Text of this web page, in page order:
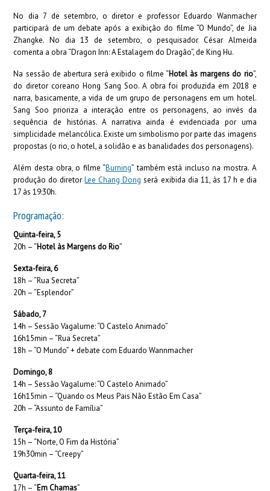
No dia 7 de setembro, o diretor e professor Eduardo Wanmacher
participará de um debate após a exibição do filme “O Mundo”, de Jia
Zhangke. No dia 13 de setembro, o pesquisador César Almeida
comenta a obra “Dragon Inn: A Estalagem do Dragão”, de King Hu.
Na sessão de abertura será exibido o filme “Hotel às margens do rio”,
do diretor coreano Hong Sang Soo. A obra foi produzida em 2018 e
narra, basicamente, a vida de um grupo de personagens em um hotel.
Sang Soo prioriza a interação entre os personagens, ao invés da
sequência de histórias. A narrativa ainda é evidenciada por uma
simplicidade melancólica. Existe um simbolismo por parte das imagens
propostas (o rio, o hotel, a solidão e as banalidades dos personagens).
Além desta obra, o filme “Burning” também está incluso na mostra. A
produção do diretorLee Chang Dong será exibida dia 11, às 17 h e dia
17 às 19:30h.
Programação:
Quinta-feira, 5
20h – “Hotel às Margens do Rio”
Sexta-feira, 6
18h – “Rua Secreta”
20h – “Esplendor”
Sábado, 7
14h – Sessão Vagalume: “O Castelo Animado”
16h15min – “Rua Secreta”
18h – “O Mundo” + debate com Eduardo Wannmacher
Domingo, 8
14h – Sessão Vagalume: “O Castelo Animado”
16h15min – “Quando os Meus Pais Não Estão Em Casa”
20h – “Assunto de Família”
Terça-feira, 10
15h – “Norte, O Fim da História”
19h30min – “Creepy”
Quarta-feira, 11
17h – “Em Chamas”